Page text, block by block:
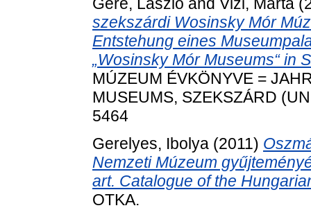
szekszárdi Wosinsky Mór
Entstehung eines
„Wosinsky Mór Museums“ in
MÚZEUM ÉVKÖNYVE =
MUSEUMS, SZEKSZÁRD
5464
Gerelyes, Ibolya (2011)
Nemzeti Múzeum
art. Catalogue of the
OTKA.